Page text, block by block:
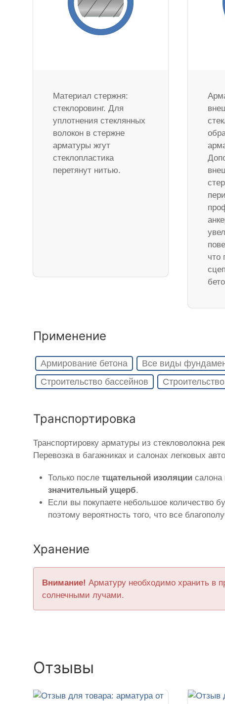
Материал стержня:
стеклоровинг. Для
уплотнения стеклянных
волокон в стержне
арматуры жгут
стеклопластика
перетянут нитью.
что
Применение
Армирование бетона Все виды
Строительство бассейнов
Транспортировка
Транспортировку арматуры из стекловолокна
Перевозка в багажниках и салонах легковых
Только послетщательной изоляции салона
значительный ущерб.
Если вы покупаете небольшое количество
поэтому вероятность того, что все
Хранение
Внимание! Арматуру необходимо хранить в
солнечными лучами.
Отзывы